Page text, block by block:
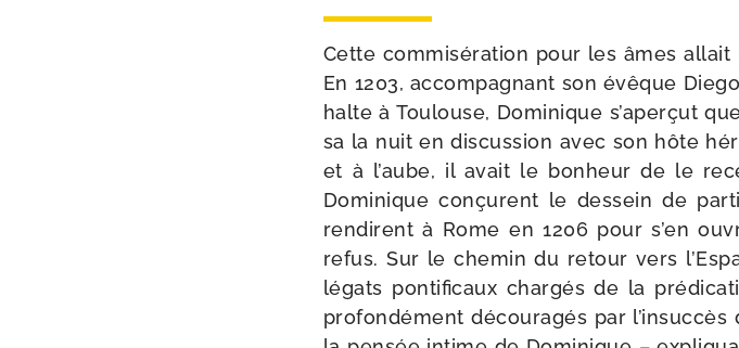
Cette com­mi­sé­ra­tion pour les âmes
En 1203, accom­pa­gnant son évêque
halte à Toulouse, Dominique s’aperçut
sa la nuit en dis­cus­sion avec son hôte
et à l’aube, il avait le bon­heur de le
Dominique conçurent le des­sein de
ren­dirent à Rome en 1206 pour s’en
refus. Sur le che­min du retour vers
légats pon­ti­fi­caux char­gés de la
pro­fon­dé­ment décou­ra­gés par